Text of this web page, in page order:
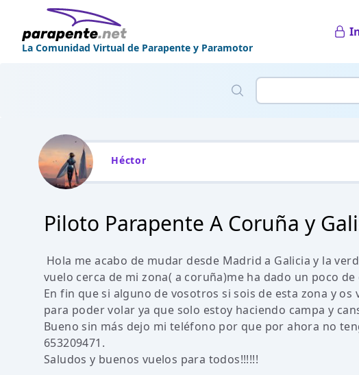
La Comunidad Virtual de Parapente y Paramotor
Héctor
Piloto Parapente A Coruña y
Hola me acabo de mudar desde Madrid a Galicia y la
vuelo cerca de mi zona( a coruña)me ha dado un poco
En fin que si alguno de vosotros si sois de esta zona y
para poder volar ya que solo estoy haciendo campa y
Bueno sin más dejo mi teléfono por que por ahora no
653209471.
Saludos y buenos vuelos para todos!!!!!!